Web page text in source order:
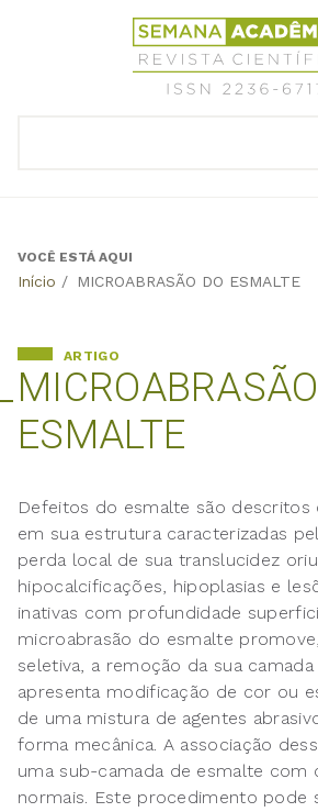
Revista
Científica
Semana
Back
VOCÊ ESTÁ AQUI
Início / MICROABRASÃO DO ESMALTE
ESMALTE
ARTIGO
Defeitos do esmalte são descritos
em sua estrutura caracterizadas
perda local de sua translucidez
hipocalcificações, hipoplasias e
inativas com profundidade
microabrasão do esmalte
seletiva, a remoção da sua
apresenta modificação de cor ou
de uma mistura de agentes
forma mecânica. A associação
uma sub-camada de esmalte com
normais. Este procedimento pode